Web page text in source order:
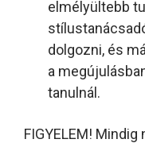
elmélyültebb
dolgozni, és
a
tanulnál.
FIGYELEM!